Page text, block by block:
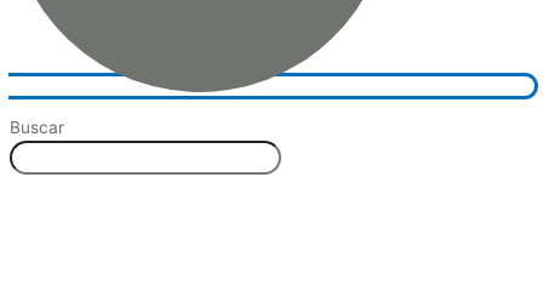
Buscar